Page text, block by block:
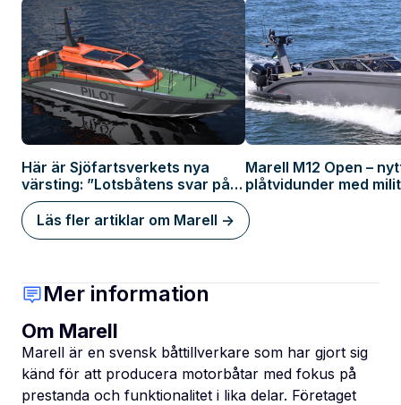
Här är Sjöfartsverkets nya
värsting: ”Lotsbåtens svar på
en sportbil”
Marell M12 Open –
plåtvidunder med
Läs fler artiklar om Marell ->
Mer information
Om Marell
Marell är en svensk båttillverkare som har gjort sig
känd för att producera motorbåtar med fokus på
prestanda och funktionalitet i lika delar. Företaget